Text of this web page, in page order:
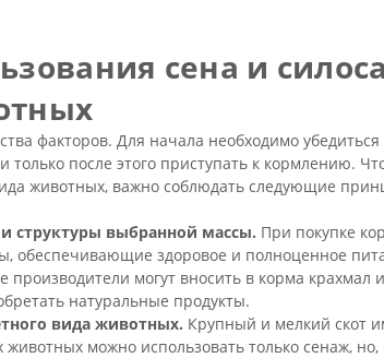
сена и
факторов. Для начала необходимо убедиться
только после этого приступать к кормлению.
животных, важно соблюдать следующие
структуры выбранной массы. При покупке
обеспечивающие здоровое и полноценное
производители могут вносить в корма крахмал
натуральные продукты.
вида животных. Крупный и мелкий скот
можно использовать только сенаж,